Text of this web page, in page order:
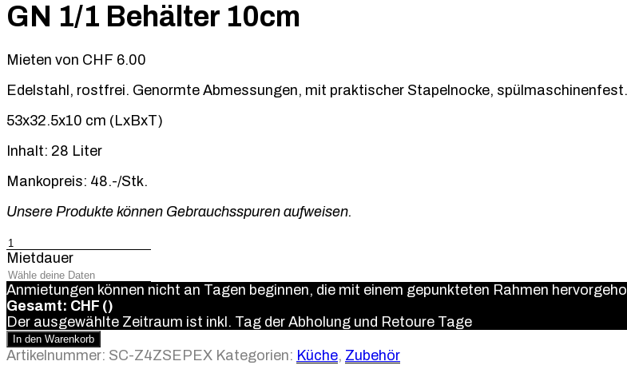
GN 1/1 Behälter 10cm
Mieten von CHF 6.00
Edelstahl, rostfrei. Genormte Abmessungen, mit praktischer Stapelnocke, spülmaschinenfest.
53x32.5x10 cm (LxBxT)
Inhalt: 28 Liter
Mankopreis: 48.-/Stk.
Unsere Produkte können Gebrauchsspuren aufweisen.
GN
1/1
Behälter
10cm
Menge
Mietdauer
Anmietungen können nicht an Tagen beginnen, die mit einem gepunkteten Rahmen
Gesamt: CHF ()
Der ausgewählte Zeitraum ist inkl. Tag der Abholung und Retoure Tage
In den Warenkorb
Artikelnummer: SC-Z4ZSEPEX Kategorien: Küche, Zubehör